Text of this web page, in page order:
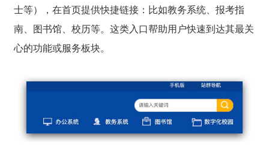
士等），在首页提供快捷链接：比如教务系统、报考指
南、图书馆、校历等。这类入口帮助用户快速到达其最关
心的功能或服务板块。